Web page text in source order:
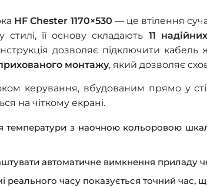
HF Chester 1170×530 — це втілення
її основу складають 11
дозволяє підключити кабель
монтажу, який дозволяє
керування, вбудованим прямо у
на чіткому екрані.
температури з наочною кольоровою
автоматичне вимкнення приладу
реального часу показується точний